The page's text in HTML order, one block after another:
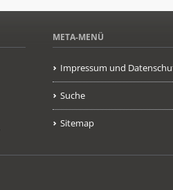
META-MENÜ
Impressum und
Suche
Sitemap